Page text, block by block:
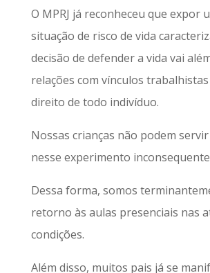
O MPRJ já reconheceu que expor
situação de risco de vida
decisão de defender a vida vai
relações com vínculos
direito de todo indivíduo.
Nossas crianças não podem
nesse experimento
Dessa forma, somos
retorno às aulas presenciais nas
condições.
Além disso, muitos pais já se